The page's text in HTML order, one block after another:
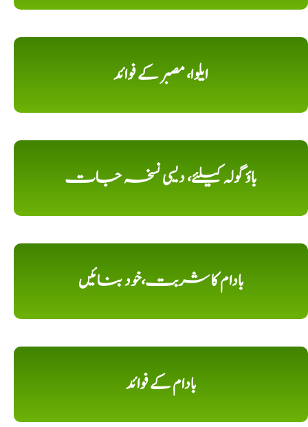
ایلوا، مصبر کے فوائد
باؤ گولہ کیلئے، دیسی نسخہ جات
بادام کا شربت،خود بنائیں
بادام کے فوائد